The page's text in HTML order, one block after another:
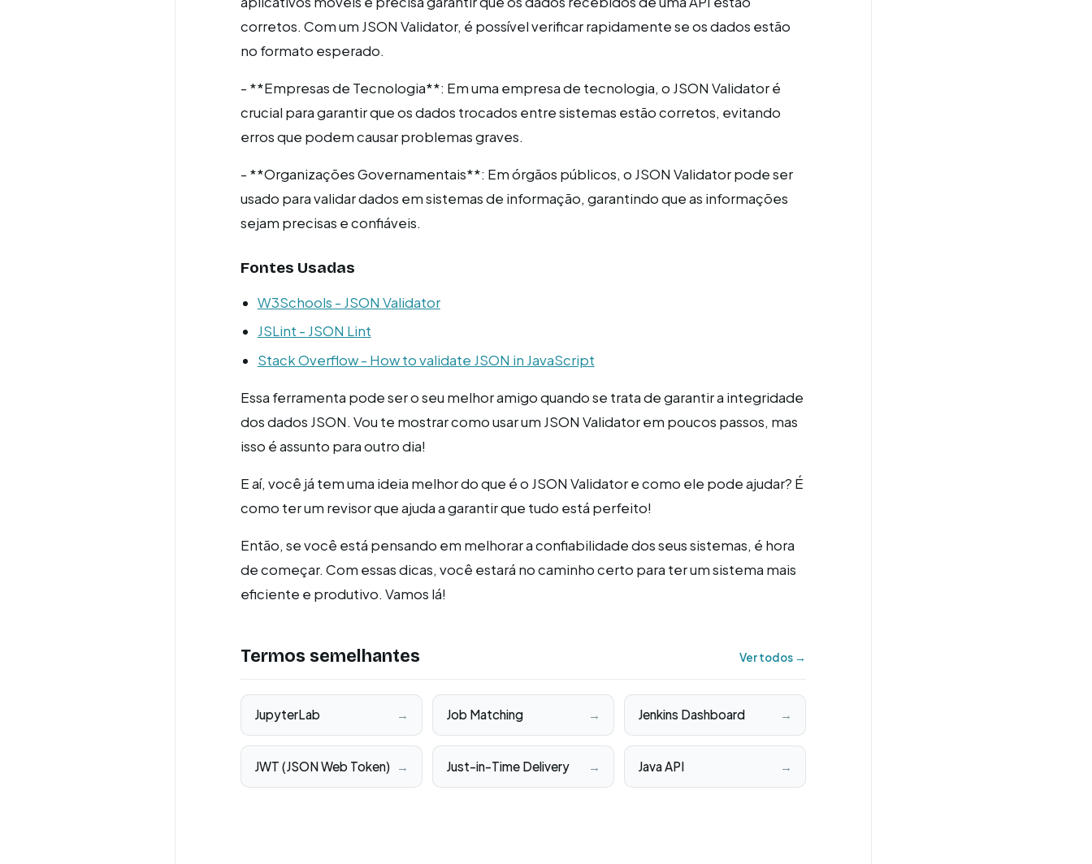
corretos. Com um JSON Validator, é possível verificar rapidamente se os dados estão
no formato esperado.
- **Empresas de Tecnologia**: Em uma empresa de tecnologia, o JSON Validator é
crucial para garantir que os dados trocados entre sistemas estão corretos, evitando
erros que podem causar problemas graves.
- **Organizações Governamentais**: Em órgãos públicos, o JSON Validator pode ser
usado para validar dados em sistemas de informação, garantindo que as informações
sejam precisas e confiáveis.
Fontes Usadas
W3Schools - JSON Validator
JSLint - JSON Lint
Stack Overflow - How to validate JSON in JavaScript
Essa ferramenta pode ser o seu melhor amigo quando se trata de garantir a integridade
dos dados JSON. Vou te mostrar como usar um JSON Validator em poucos passos, mas
isso é assunto para outro dia!
E aí, você já tem uma ideia melhor do que é o JSON Validator e como ele pode ajudar? É
como ter um revisor que ajuda a garantir que tudo está perfeito!
Então, se você está pensando em melhorar a confiabilidade dos seus sistemas, é hora
de começar. Com essas dicas, você estará no caminho certo para ter um sistema mais
eficiente e produtivo. Vamos lá!
Termos semelhantes Ver todos →
JupyterLab → Job Matching → Jenkins Dashboard →
JWT (JSON Web Token) → Just-in-Time Delivery → Java API →